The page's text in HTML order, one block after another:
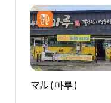
マル ( 마루 )